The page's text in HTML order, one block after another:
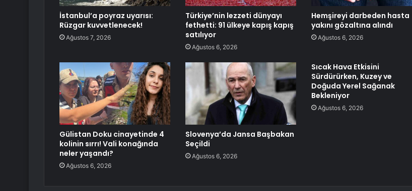
İstanbul’a poyraz uyarısı:
Rüzgar kuvvetlenecek!
Ağustos 7, 2026
Türkiye’nin lezzeti dünyayı
fethetti: 91 ülkeye kapış kapış
satılıyor
Ağustos 6, 2026
Hemşireyi darbeden hasta
yakını gözaltına alındı
Ağustos 6, 2026
Gülistan Doku cinayetinde 4
kolinin sırrı! Vali konağında
neler yaşandı?
Ağustos 6, 2026
Slovenya’da Jansa Başbakan
Seçildi
Ağustos 6, 2026
Sıcak Hava Etkisini
Sürdürürken, Kuzey ve
Doğuda Yerel Sağanak
Bekleniyor
Ağustos 6, 2026